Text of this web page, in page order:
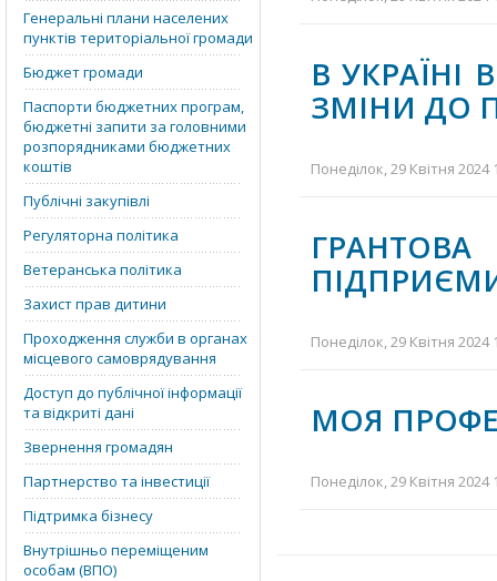
Генеральні плани населених
пунктів територіальної громади
Бюджет громади
Паспорти бюджетних програм,
бюджетні запити за головними
розпорядниками бюджетних
коштів
Публічні закупівлі
Регуляторна політика
Ветеранська політика
Захист прав дитини
Проходження служби в органах
місцевого самоврядування
Доступ до публічної інформації
та відкриті дані
Звернення громадян
Партнерство та інвестиції
Підтримка бізнесу
Внутрішньо переміщеним
особам (ВПО)
В УКРАЇНІ
ЗМІНИ ДО
Понеділок, 29 Квітня
Понеділок, 29 Квітня
МОЯ
Понеділок, 29 Квітня